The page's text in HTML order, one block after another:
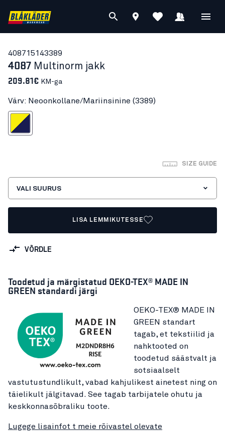
408715143389
4087 Multinorm jakk
209.81€ KM-ga
Värv: Neoonkollane/Mariinsinine (3389)
Mariinsinine
SIZE GUIDE
VALI SUURUS
LISA LEMMIKUTESSE
VÕRDLE
Toodetud ja märgistatud OEKO-TEX® MADE IN
GREEN standardi järgi
OEKO-TEX® MADE IN
GREEN standart
tagab, et tekstiilid ja
nahktooted on
toodetud säästvalt ja
sotsiaalselt
vastutustundlikult, vabad kahjulikest ainetest ning on
täielikult jälgitavad. See tagab tarbijatele ohutu ja
keskkonnasõbraliku toote.
Lugege lisainfot t meie rõivastel olevate